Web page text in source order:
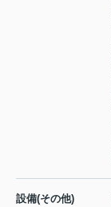
設備(その他)